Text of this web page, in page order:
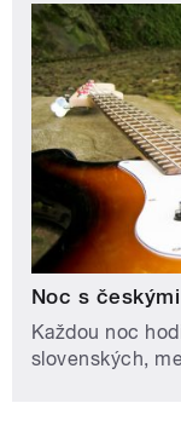
Noc s
Každou noc
slovenských,